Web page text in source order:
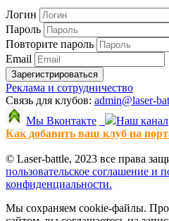
Логин
Пароль
Повторите пароль
Email
Зарегистрироваться
Реклама и сотрудничество
Связь для клубов: admin@laser-
Мы Вконтакте
Наш канал
Как добавить ваш клуб на
© Laser-battle, 2023 все права
пользовательское соглашение и
конфиденциальности.
Мы сохраняем cookie-файлы.